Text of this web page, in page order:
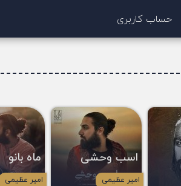
حساب کاربری
اسب وحشی
امیر عظیمی
ماه بانو
امیر عظیمی